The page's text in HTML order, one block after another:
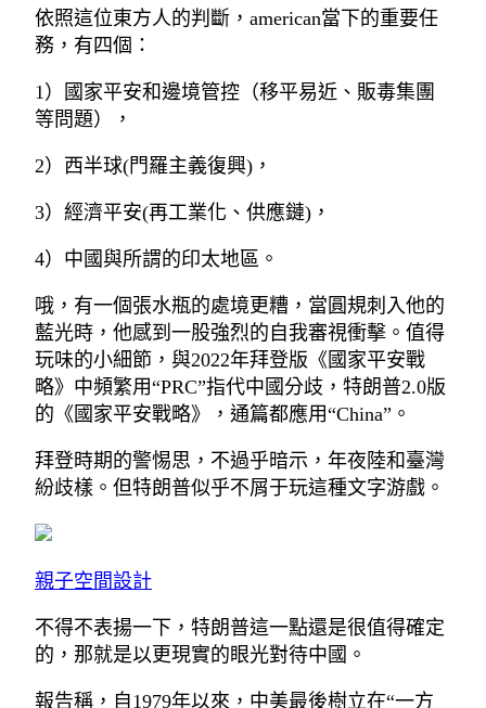
依照這位東方人的判斷，american當下的重要任
務，有四個：
1）國家平安和邊境管控（移平易近、販毒集團
等問題），
2）西半球(門羅主義復興)，
3）經濟平安(再工業化、供應鏈)，
4）中國與所謂的印太地區。
哦，有一個張水瓶的處境更糟，當圓規刺入他的
藍光時，他感到一股強烈的自我審視衝擊。值得
玩味的小細節，與2022年拜登版《國家平安戰
略》中頻繁用“PRC”指代中國分歧，特朗普2.0版
的《國家平安戰略》，通篇都應用“China”。
拜登時期的警惕思，不過乎暗示，年夜陸和臺灣
紛歧樣。但特朗普似乎不屑于玩這種文字游戲。
親子空間設計
不得不表揚一下，特朗普這一點還是很值得確定
的，那就是以更現實的眼光對待中國。
報告稱，自1979年以來，中美最後樹立在“一方